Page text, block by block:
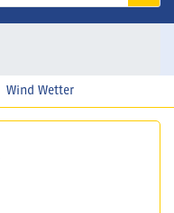
Wind Wetter